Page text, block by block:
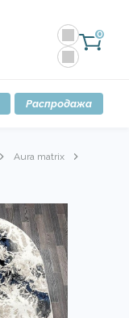
0
Распродажа
Aura matrix